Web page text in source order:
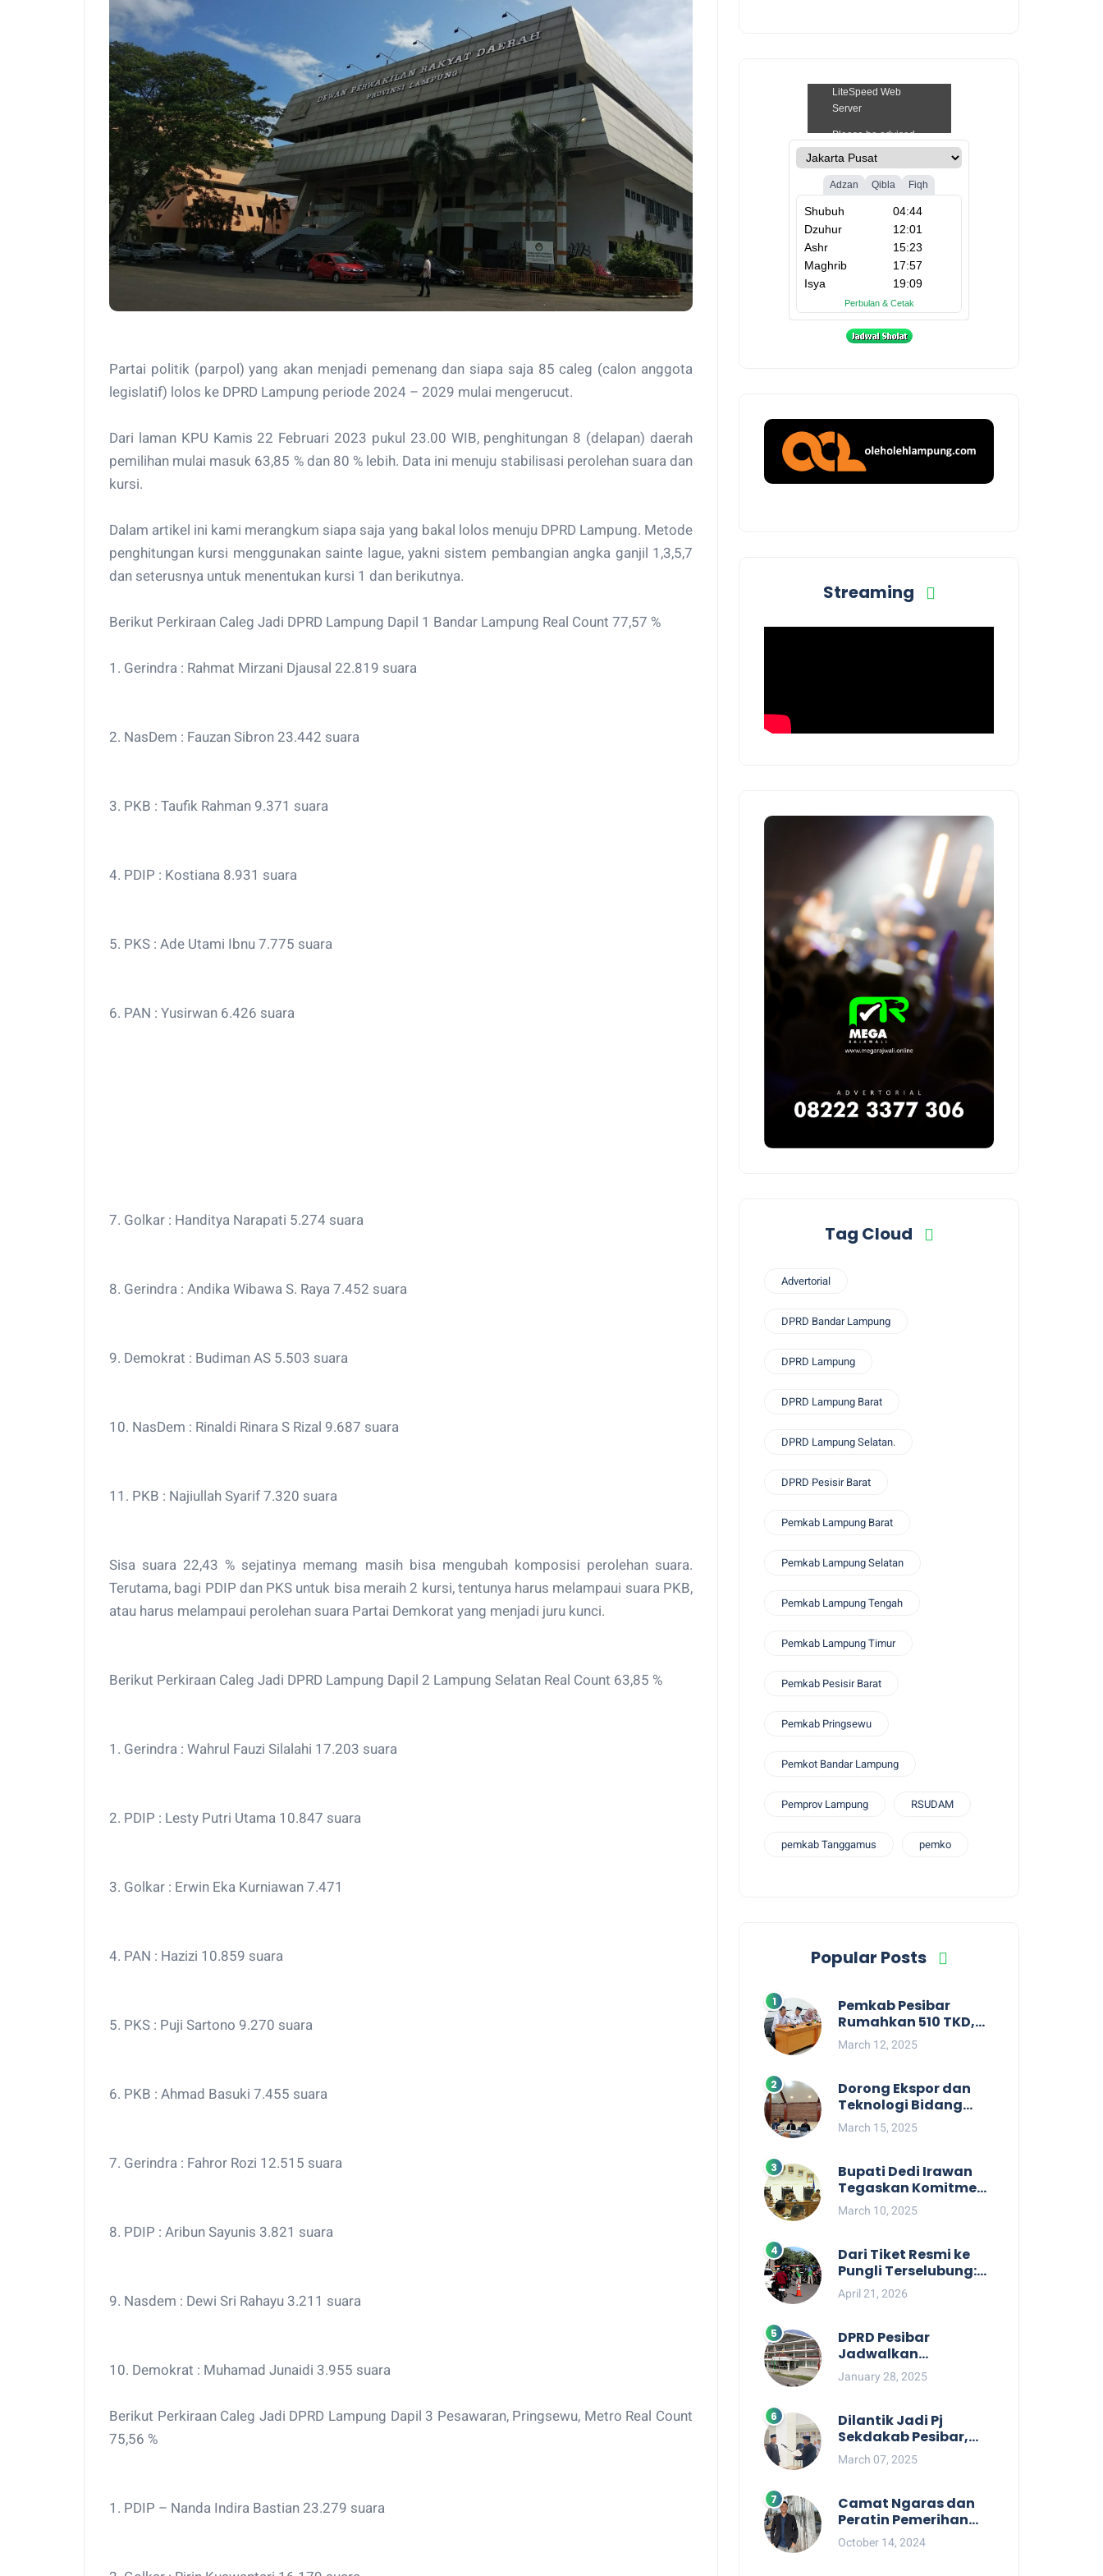
Partai politik (parpol) yang akan menjadi pemenang dan siapa saja 85 caleg (calon anggota
legislatif) lolos ke DPRD Lampung periode 2024 – 2029 mulai mengerucut.
Dari laman KPU Kamis 22 Februari 2023 pukul 23.00 WIB, penghitungan 8 (delapan) daerah
pemilihan mulai masuk 63,85 % dan 80 % lebih. Data ini menuju stabilisasi perolehan suara dan
kursi.
Dalam artikel ini kami merangkum siapa saja yang bakal lolos menuju DPRD Lampung. Metode
penghitungan kursi menggunakan sainte lague, yakni sistem pembangian angka ganjil 1,3,5,7
dan seterusnya untuk menentukan kursi 1 dan berikutnya.
Berikut Perkiraan Caleg Jadi DPRD Lampung Dapil 1 Bandar Lampung Real Count 77,57 %
1. Gerindra : Rahmat Mirzani Djausal 22.819 suara
2. NasDem : Fauzan Sibron 23.442 suara
3. PKB : Taufik Rahman 9.371 suara
4. PDIP : Kostiana 8.931 suara
5. PKS : Ade Utami Ibnu 7.775 suara
6. PAN : Yusirwan 6.426 suara
7. Golkar : Handitya Narapati 5.274 suara
8. Gerindra : Andika Wibawa S. Raya 7.452 suara
9. Demokrat : Budiman AS 5.503 suara
10. NasDem : Rinaldi Rinara S Rizal 9.687 suara
11. PKB : Najiullah Syarif 7.320 suara
Sisa suara 22,43 % sejatinya memang masih bisa mengubah komposisi perolehan suara.
Terutama, bagi PDIP dan PKS untuk bisa meraih 2 kursi, tentunya harus melampaui suara PKB,
atau harus melampaui perolehan suara Partai Demkorat yang menjadi juru kunci.
Berikut Perkiraan Caleg Jadi DPRD Lampung Dapil 2 Lampung Selatan Real Count 63,85 %
1. Gerindra : Wahrul Fauzi Silalahi 17.203 suara
2. PDIP : Lesty Putri Utama 10.847 suara
3. Golkar : Erwin Eka Kurniawan 7.471
4. PAN : Hazizi 10.859 suara
5. PKS : Puji Sartono 9.270 suara
6. PKB : Ahmad Basuki 7.455 suara
7. Gerindra : Fahror Rozi 12.515 suara
8. PDIP : Aribun Sayunis 3.821 suara
9. Nasdem : Dewi Sri Rahayu 3.211 suara
10. Demokrat : Muhamad Junaidi 3.955 suara
Berikut Perkiraan Caleg Jadi DPRD Lampung Dapil 3 Pesawaran, Pringsewu, Metro Real Count
75,56 %
1. PDIP – Nanda Indira Bastian 23.279 suara
Streaming
Tag Cloud
Advertorial
DPRD Bandar Lampung
DPRD Lampung
DPRD Lampung Barat
DPRD Lampung Selatan.
DPRD Pesisir Barat
Pemkab Lampung Barat
Pemkab Lampung Selatan
Pemkab Lampung Tengah
Pemkab Lampung Timur
Pemkab Pesisir Barat
Pemkab Pringsewu
Pemkot Bandar Lampung
Pemprov Lampung RSUDAM
pemkab Tanggamus pemko
Popular Posts
Pemkab Pesibar
Rumahkan 510 TKD,
Suryadi : Jangan
Kaitkan Dengan
March 12, 2025
Dorong Ekspor dan
Teknologi Bidang
Perikanan, Bupati
Pesisir Barat Audiensi
March 15, 2025
Bupati Dedi Irawan
Tegaskan Komitmen
Kepemimpinan yang
Berpihak kepada
Rapat Koordinasi OPD
March 10, 2025
Dari Tiket Resmi ke
Pungli Terselubung:
Kisruh Rp36 Juta
Pengelolaan Tiket
Jukung
April 21, 2026
DPRD Pesibar
Jadwalkan
Pemanggilan Pihak
Pemkab Terkait Nasib
Tahun 2025
January 28, 2025
Dilantik Jadi Pj
Sekdakab Pesibar,
Tedi Zadmiko
Ternyata Punya
Gemilang
March 07, 2025
Camat Ngaras dan
Peratin Pemerihan
Diduga Terlibat
Politik Praktis,
October 14, 2024